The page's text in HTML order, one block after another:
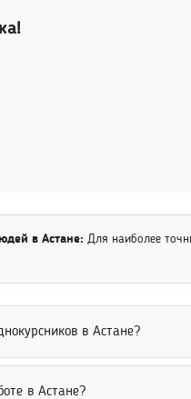
в Астане: Для наиболее
в Астане?
по имени,
в Астане?